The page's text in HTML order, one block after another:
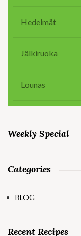
Hedelmät
Jälkiruoka
Lounas
Weekly Special
Categories
BLOG
Recent Recipes